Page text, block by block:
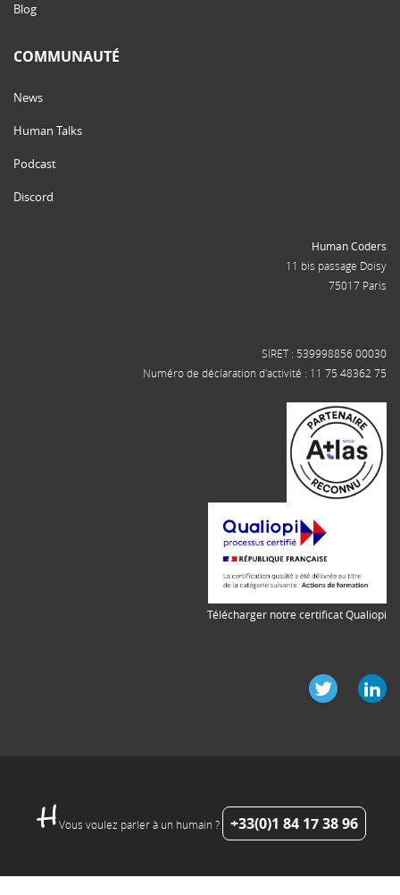
Blog
COMMUNAUTÉ
News
Human Talks
Podcast
Discord
Human Coders
11 bis passage Doisy
75017 Paris
SIRET : 539998856 00030
Numéro de déclaration d'activité : 11 75 48362 75
Télécharger notre certificat Qualiopi
Vous voulez parler à un humain ? +33(0)1 84 17 38 96